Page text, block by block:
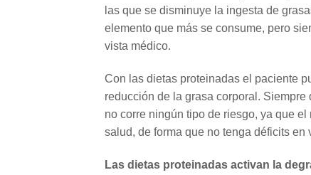
las que se disminuye la ingesta de
elemento que más se consume, pero
vista médico.
Con las dietas proteinadas el paciente
reducción de la grasa corporal.
no corre ningún tipo de riesgo, ya que
salud, de forma que no tenga déficits
Las dietas proteinadas activan la